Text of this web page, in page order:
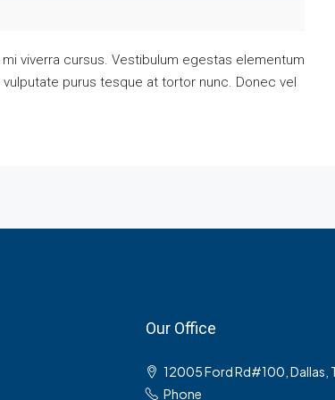
viverra cursus. Vestibulum egestas elementum
purus tesque at tortor nunc. Donec vel
Our Office
12005 Ford Rd#100, Dallas,
Phone